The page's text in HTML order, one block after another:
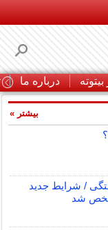
درباره ما
/ شرایط جدید
شد
بیشتر »